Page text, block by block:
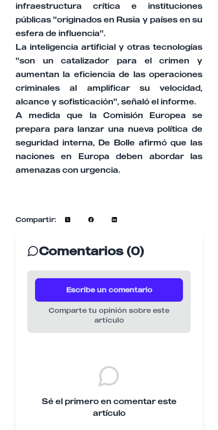
infraestructura crítica e instituciones
públicas "originados en Rusia y países en su
esfera de influencia".
La inteligencia artificial y otras tecnologías
"son un catalizador para el crimen y
aumentan la eficiencia de las operaciones
criminales al amplificar su velocidad,
alcance y sofisticación", señaló el informe.
A medida que la Comisión Europea se
prepara para lanzar una nueva política de
seguridad interna, De Bolle afirmó que las
naciones en Europa deben abordar las
amenazas con urgencia.
Compartir:
Comentarios (0)
Escribe un comentario
Comparte tu opinión sobre este
artículo
Sé el primero en comentar este
artículo